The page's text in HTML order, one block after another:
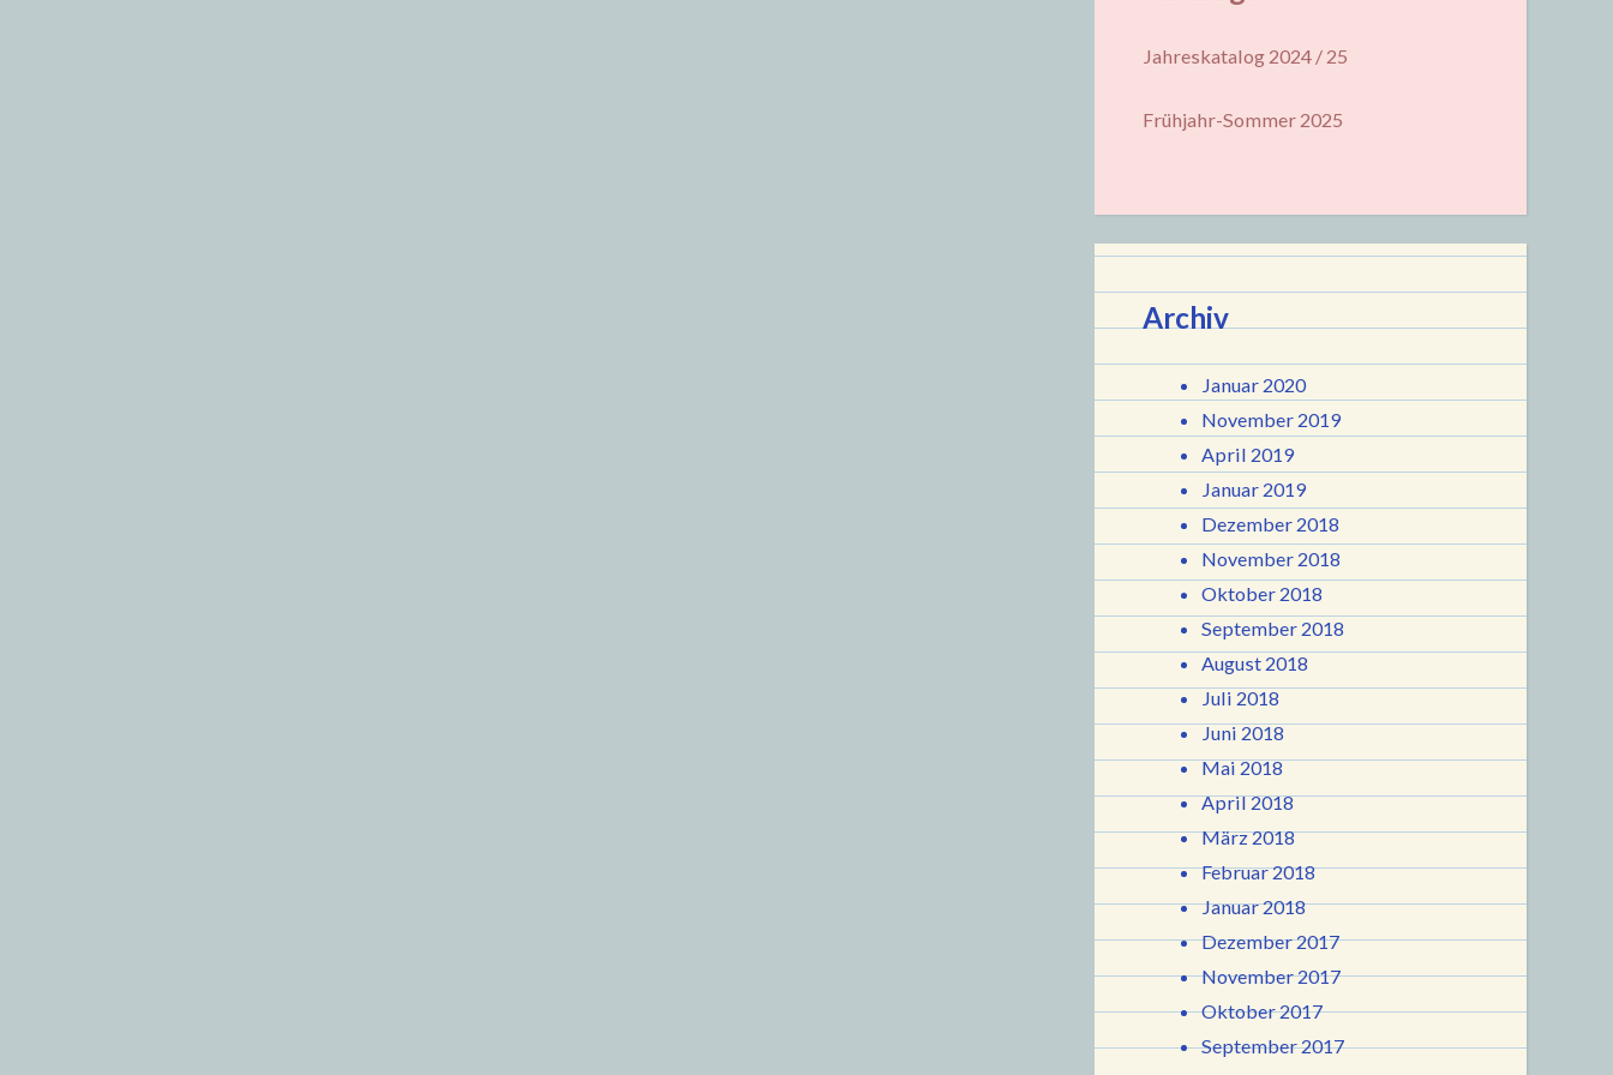
Jahreskatalog 2024 / 25
Frühjahr-Sommer 2025
Archiv
Januar 2020
November 2019
April 2019
Januar 2019
Dezember 2018
November 2018
Oktober 2018
September 2018
August 2018
Juli 2018
Juni 2018
Mai 2018
April 2018
März 2018
Februar 2018
Januar 2018
Dezember 2017
November 2017
Oktober 2017
September 2017